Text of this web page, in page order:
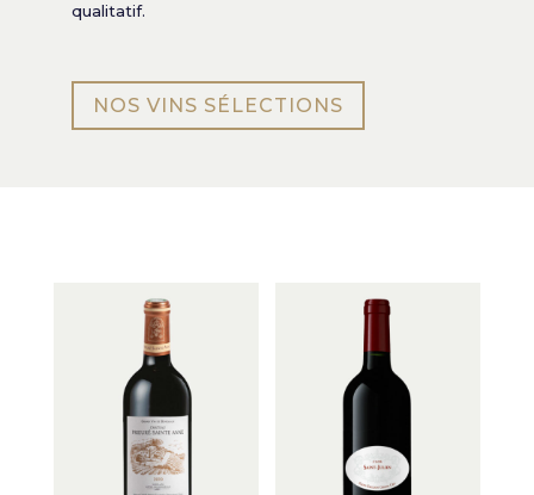
qualitatif.
NOS VINS SÉLECTIONS